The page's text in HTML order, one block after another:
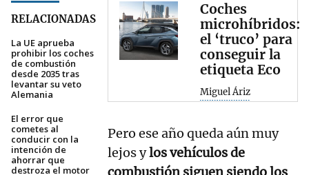
RELACIONADAS
La UE aprueba
prohibir los coches
de combustión
desde 2035 tras
levantar su veto
Alemania
El error que
cometes al
conducir con la
intención de
ahorrar que
destroza el motor
Coches
microhíbridos:
el ‘truco’ para
conseguir la
etiqueta Eco
Miguel Áriz
Pero ese año queda aún muy
lejos ylos vehículos de
combustión siguen siendo los